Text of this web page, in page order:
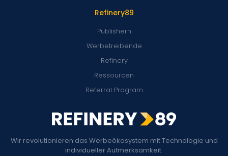
Wir revolutionieren das Werbeökosystem mit Technologie und
individueller Aufmerksamkeit.
Refinery89
Publishern
Werbetreibende
Refinery
Ressourcen
Referral Program